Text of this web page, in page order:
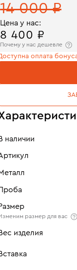
14 000 ₽
Цена у нас:
8 400 ₽
Почему у нас дешевле
оплата
наличии
размер для вас
изделия